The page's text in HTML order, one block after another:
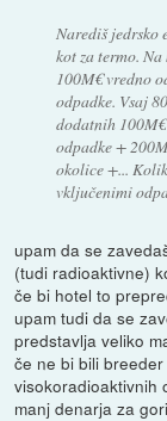
Narediš jedrsko
kot za termo.
100M€ vredno
odpadke. Vsaj
dodatnih
odpadke +
okolice +...
vključenimi
upam da se
(tudi radioaktivne)
če bi hotel to
upam tudi da se
predstavlja veliko
če ne bi bili
visokoradioaktivnih
manj denarja za